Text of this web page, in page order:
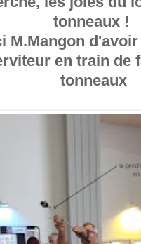
tonneaux !
M.Mangon
en train de
tonneaux